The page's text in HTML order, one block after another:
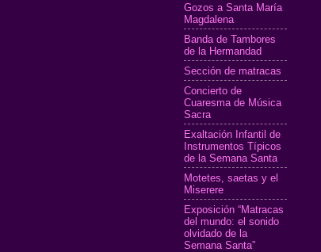
Gozos a Santa María
Magdalena
Banda de Tambores
de la Hermandad
Sección de matracas
Concierto de
Cuaresma de Música
Sacra
Exaltación Infantil de
Instrumentos Típicos
de la Semana Santa
Motetes, saetas y el
Miserere
Exposición “Matracas
del mundo: el sonido
olvidado de la
Semana Santa”